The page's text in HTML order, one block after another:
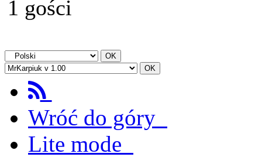
1 gości
Wróć do góry
Lite mode